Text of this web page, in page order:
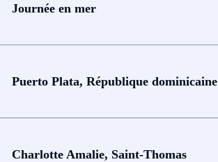
Journée en mer
Puerto Plata, République dominicaine
Charlotte Amalie, Saint-Thomas